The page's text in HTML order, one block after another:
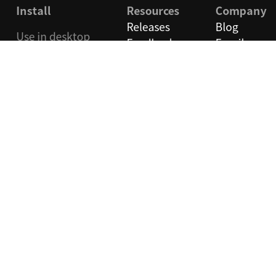
Install
Use in desktop
Resources
Releases
Feedback
Company
Blog
Email